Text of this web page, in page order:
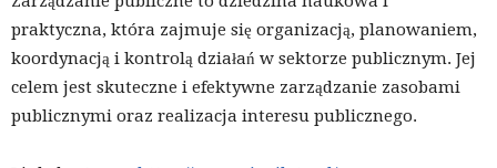
praktyczna, która zajmuje się organizacją, planowaniem,
koordynacją i kontrolą działań w sektorze publicznym. Jej
celem jest skuteczne i efektywne zarządzanie zasobami
publicznymi oraz realizacja interesu publicznego.